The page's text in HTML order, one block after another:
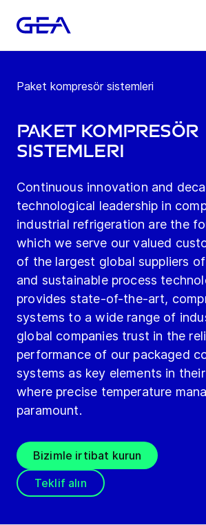
Paket kompresör sistemleri
Paket kompresör
sistemleri
Continuous innovation and
technological leadership in
industrial refrigeration are the
which we serve our valued
of the largest global suppliers
and sustainable process
provides state-of-the-art,
systems to a wide range of
global companies trust in the
performance of our packaged
systems as key elements in
where precise temperature
paramount.
Bizimle irtibat kurun
Teklif alın